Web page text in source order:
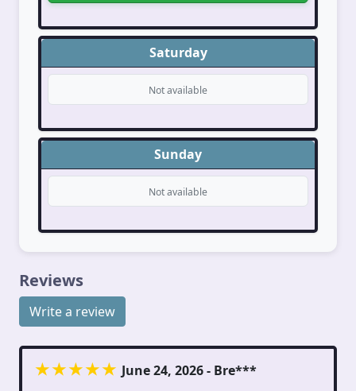
Saturday
Not available
Sunday
Not available
Reviews
Write a review
June 24, 2026 - Bre***